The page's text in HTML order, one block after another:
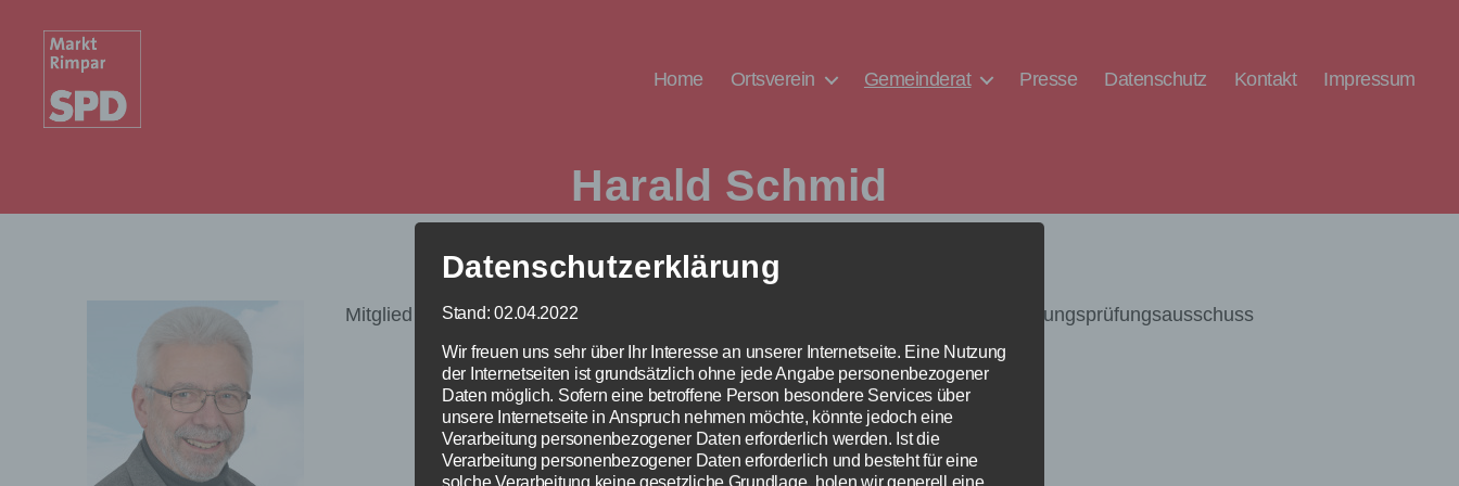
Home Ortsverein Gemeinderat Presse Datenschutz Kontakt Impressum
Harald Schmid
Mitglied im Haupt-, Finanz-, Jugend-, Sozial- und Kulturausschuss und im Rechnungsprüfungsausschuss
Datenschutzerklärung
Stand: 02.04.2022
Wir freuen uns sehr über Ihr Interesse an unserer Internetseite. Eine Nutzung
der Internetseiten ist grundsätzlich ohne jede Angabe personenbezogener
Daten möglich. Sofern eine betroffene Person besondere Services über
unsere Internetseite in Anspruch nehmen möchte, könnte jedoch eine
Verarbeitung personenbezogener Daten erforderlich werden. Ist die
Verarbeitung personenbezogener Daten erforderlich und besteht für eine
solche Verarbeitung keine gesetzliche Grundlage, holen wir generell eine